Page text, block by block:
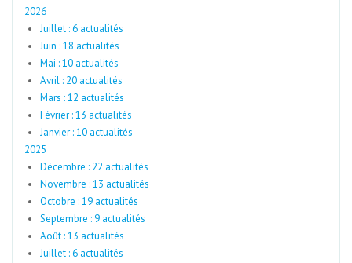
2026
Juillet : 6 actualités
Juin : 18 actualités
Mai : 10 actualités
Avril : 20 actualités
Mars : 12 actualités
Février : 13 actualités
Janvier : 10 actualités
2025
Décembre : 22 actualités
Novembre : 13 actualités
Octobre : 19 actualités
Septembre : 9 actualités
Août : 13 actualités
Juillet : 6 actualités